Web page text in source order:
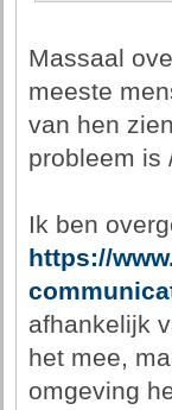
Massaal
meeste
van hen
probleem is
Ik ben
https://
afhankelijk
het mee,
omgeving